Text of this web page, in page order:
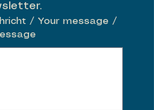
/ Your message /